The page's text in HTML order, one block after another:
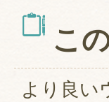
こ
より良い